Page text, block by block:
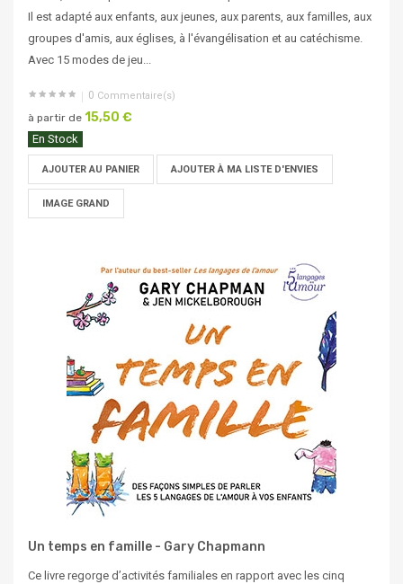
Il est adapté aux enfants, aux jeunes, aux parents, aux familles, aux
groupes d'amis, aux églises, à l'évangélisation et au catéchisme.
Avec 15 modes de jeu...
0 Commentaire(s)
à partir de 15,50 €
En Stock
AJOUTER AU PANIER AJOUTER À MA LISTE D'ENVIES
IMAGE GRAND
Un temps en famille - Gary Chapmann
Ce livre regorge d’activités familiales en rapport avec les cinq